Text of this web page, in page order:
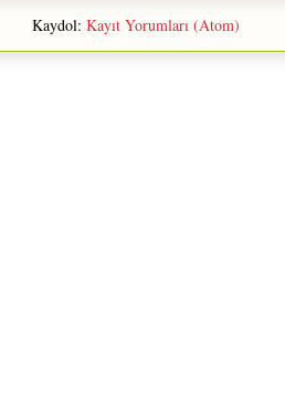
Kaydol: Kayıt Yorumları (Atom)